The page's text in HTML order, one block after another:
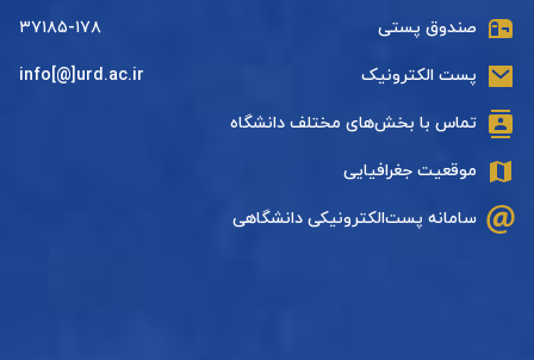
صندوق پستی ۳۷۱۸۵-۱۷۸
پست الکترونیک info[@]urd.ac.ir
تماس با بخش‌های مختلف دانشگاه
موقعیت جغرافیایی
سامانه پست‌الکترونیکی دانشگاهی